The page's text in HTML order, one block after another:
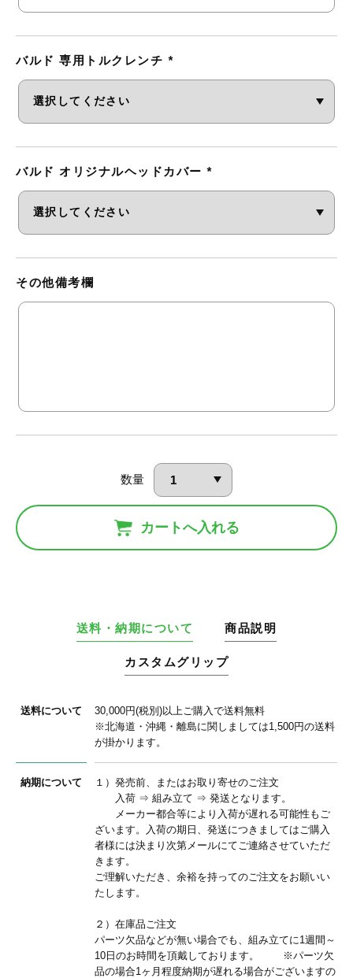
バルド 専用トルクレンチ *
バルド オリジナルヘッドカバー *
その他備考欄
数量
カートへ入れる
送料・納期について 商品説明
カスタムグリップ
送料について
30,000円(税別)以上ご購入で送料無料
※北海道・沖縄・離島に関しましては1,500円の送料
が掛かります。
納期について
１）発売前、またはお取り寄せのご注文
入荷 ⇒ 組み立て ⇒ 発送となります。
メーカー都合等により入荷が遅れる可能性もご
ざいます。入荷の期日、発送につきましてはご購入
者様には決まり次第メールにてご連絡させていただ
きます。
ご理解いただき、余裕を持ってのご注文をお願いい
たします。
２）在庫品ご注文
パーツ欠品などが無い場合でも、組み立てに1週間～
10日のお時間を頂戴しております。 ※パーツ欠
品の場合1ヶ月程度納期が遅れる場合がございますの